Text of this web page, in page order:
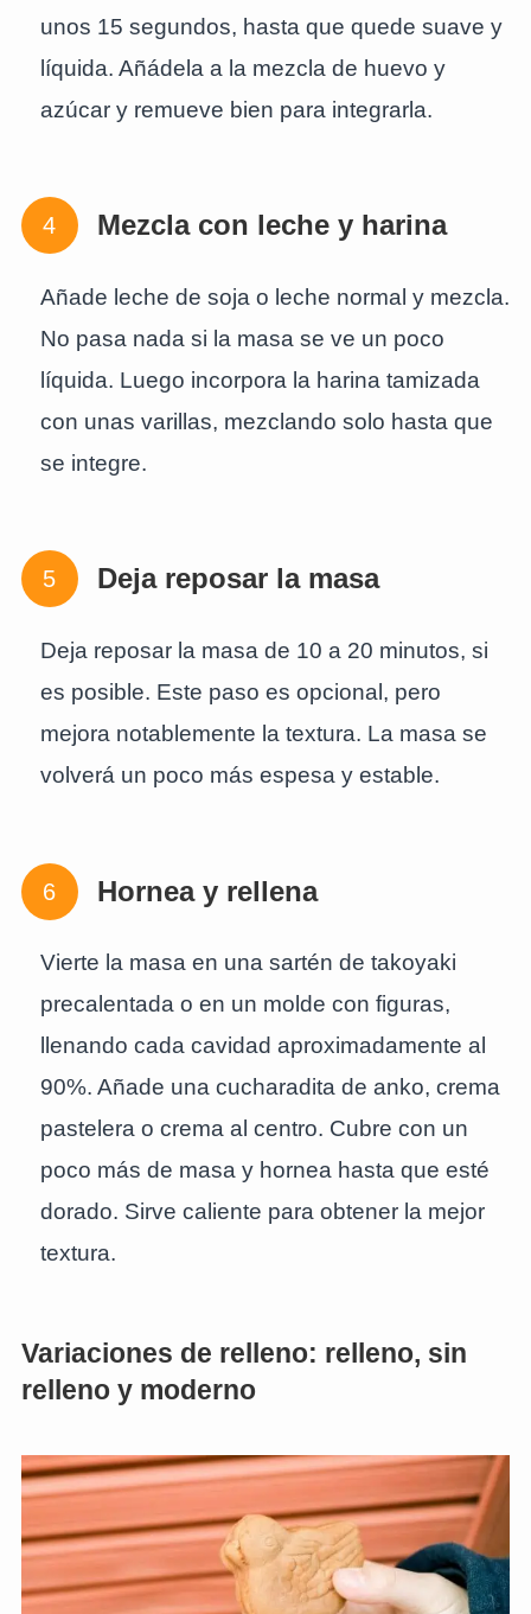
unos 15 segundos, hasta que quede suave y
líquida. Añádela a la mezcla de huevo y
azúcar y remueve bien para integrarla.
Mezcla con leche y harina
Añade leche de soja o leche normal y mezcla.
No pasa nada si la masa se ve un poco
líquida. Luego incorpora la harina tamizada
con unas varillas, mezclando solo hasta que
se integre.
Deja reposar la masa
Deja reposar la masa de 10 a 20 minutos, si
es posible. Este paso es opcional, pero
mejora notablemente la textura. La masa se
volverá un poco más espesa y estable.
Hornea y rellena
Vierte la masa en una sartén de takoyaki
precalentada o en un molde con figuras,
llenando cada cavidad aproximadamente al
90%. Añade una cucharadita de anko, crema
pastelera o crema al centro. Cubre con un
poco más de masa y hornea hasta que esté
dorado. Sirve caliente para obtener la mejor
textura.
Variaciones de relleno: relleno, sin
relleno y moderno